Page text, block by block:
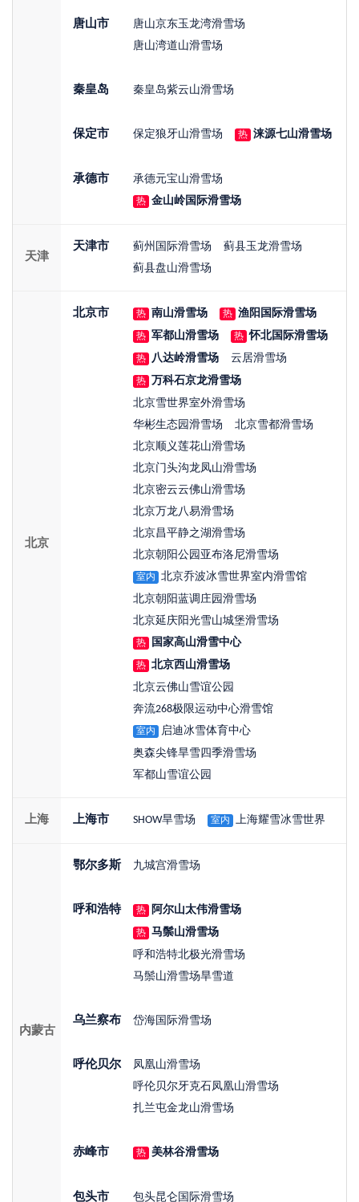
唐山市
唐山京东玉龙湾滑雪场
唐山湾道山滑雪场
秦皇岛 秦皇岛紫云山滑雪场
保定市 保定狼牙山滑雪场 热 涞源七山滑雪场
承德市 承德元宝山滑雪场
热 金山岭国际滑雪场
天津
天津市 蓟州国际滑雪场
蓟县玉龙滑雪场
蓟县盘山滑雪场
北京
北京市 热 南山滑雪场 热 渔阳国际滑雪场
热 军都山滑雪场 热 怀北国际滑雪场
热 八达岭滑雪场 云居滑雪场
热 万科石京龙滑雪场
北京雪世界室外滑雪场
华彬生态园滑雪场
北京雪都滑雪场
北京顺义莲花山滑雪场
北京门头沟龙凤山滑雪场
北京密云云佛山滑雪场
北京万龙八易滑雪场
北京昌平静之湖滑雪场
北京朝阳公园亚布洛尼滑雪场
室内
北京乔波冰雪世界室内滑雪馆
北京朝阳蓝调庄园滑雪场
北京延庆阳光雪山城堡滑雪场
热 国家高山滑雪中心
热 北京西山滑雪场
北京云佛山雪谊公园
奔流268极限运动中心滑雪馆
室内
启迪冰雪体育中心
奥森尖锋旱雪四季滑雪场
军都山雪谊公园
上海 上海市 SHOW旱雪场 室内 上海耀雪冰雪世界
内蒙古
鄂尔多斯 九城宫滑雪场
呼和浩特 热 阿尔山太伟滑雪场
热 马鬃山滑雪场
呼和浩特北极光滑雪场
马鬃山滑雪场旱雪道
乌兰察布 岱海国际滑雪场
呼伦贝尔
凤凰山滑雪场
呼伦贝尔牙克石凤凰山滑雪场
扎兰屯金龙山滑雪场
赤峰市 热 美林谷滑雪场
包头市 包头昆仑国际滑雪场